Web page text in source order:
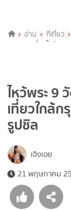
อ่าน ที่เที่ยว
สายบุญ เที่ยวใกล้กรุง
ไหว้พระ 9
เที่ยวใกล้
รูปชิล
เอิงเอย
21 พฤษภาคม